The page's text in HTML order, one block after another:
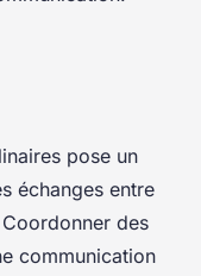
pose un
échanges entre
des
communication